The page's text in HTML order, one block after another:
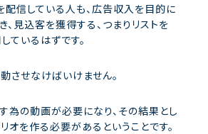
信している人も、広告収入を目的に
、見込客を獲得する、つまりリストを
ているはずです。
させなけばいけません。
為の動画が必要になり、その結果とし
オを作る必要があるということです。